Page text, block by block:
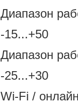
Диапазон
-15...+50
Диапазон
-25...+30
Wi-Fi /